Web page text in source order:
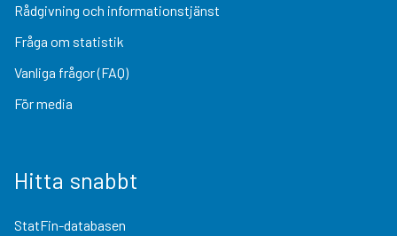
Rådgivning och informationstjänst
Fråga om statistik
Vanliga frågor (FAQ)
För media
Hitta snabbt
StatFin-databasen